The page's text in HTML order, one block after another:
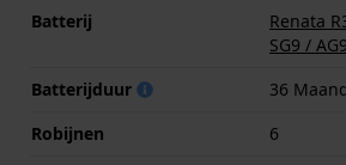
Batterij
Renata
SG9 /
Batterijduur
36
Robijnen
6